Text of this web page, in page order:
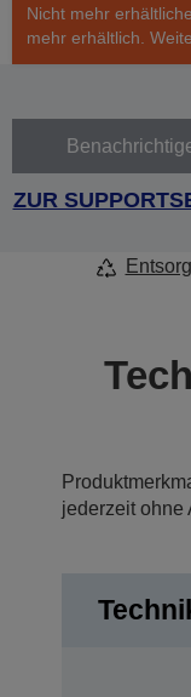
Nicht mehr
mehr erhältlich.
ZUR
jederzeit ohne